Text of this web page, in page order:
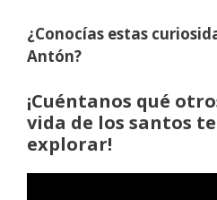
¿Conocías estas
Antón?
¡Cuéntanos qué
vida de los santos
explorar!